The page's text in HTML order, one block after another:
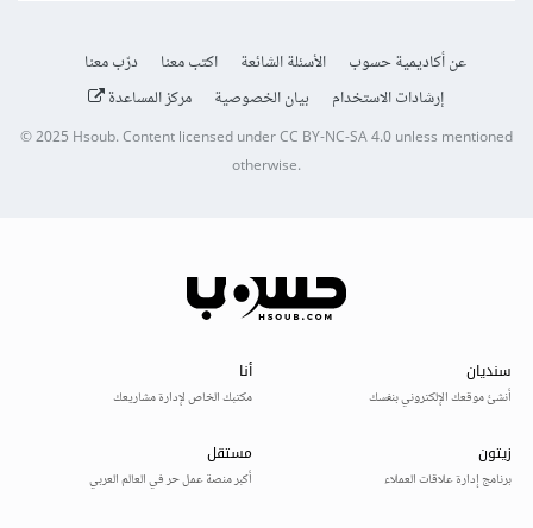
عن أكاديمية حسوب الأسئلة الشائعة اكتب معنا
درّب معنا
إرشادات الاستخدام
بيان الخصوصية مركز المساعدة
© 2025Hsoub.Content licensed underCC BY-NC-SA 4.0unless mentioned
otherwise.